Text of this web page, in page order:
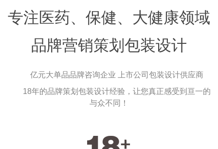
专注医药、保健、大健康领域
品牌营销策划包装设计
亿元大单品品牌咨询企业 上市公司包装设计供应商
18年的品牌策划包装设计经验，让您真正感受到亘一的
与众不同！